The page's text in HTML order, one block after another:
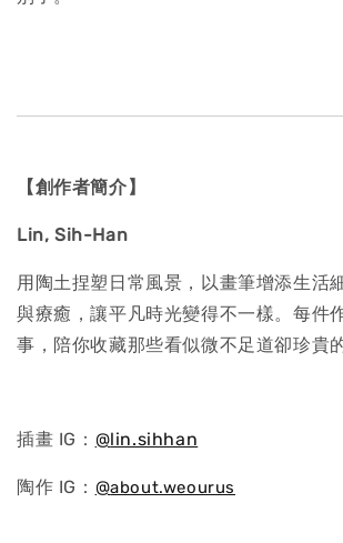
【創作者簡介】
Lin, Sih-Han
用陶土捏塑日常風景，以畫筆增添生活
與療癒，讓平凡時光變得不一樣。每件
事，陪你收藏那些看似微不足道卻珍貴
插畫 IG： @lin.sihhan
陶作 IG： @about.weourus